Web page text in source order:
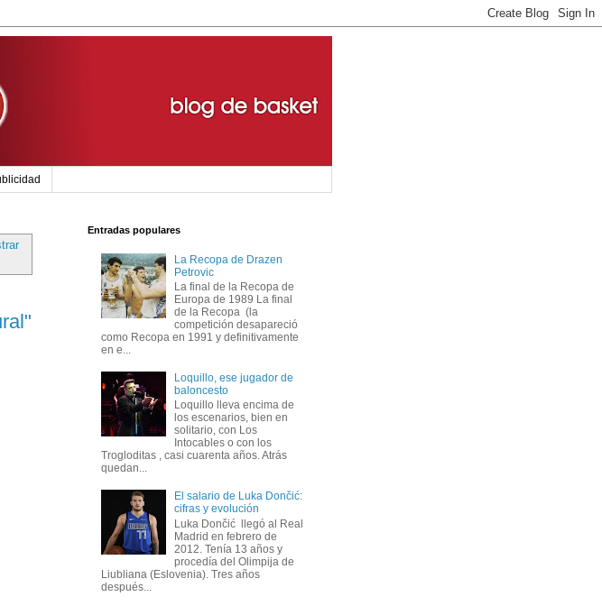
Entradas populares
La Recopa de Drazen
Petrovic
La final de la Recopa de
Europa de 1989 La final
de la Recopa (la
competición desapareció
como Recopa en 1991 y definitivamente
en e...
Loquillo, ese jugador de
baloncesto
Loquillo lleva encima de
los escenarios, bien en
solitario, con Los
Intocables o con los
Trogloditas , casi cuarenta años. Atrás
quedan...
El salario de Luka Dončić:
cifras y evolución
Luka Dončić llegó al Real
Madrid en febrero de
2012. Tenía 13 años y
procedía del Olimpija de
Liubliana (Eslovenia). Tres años
después...